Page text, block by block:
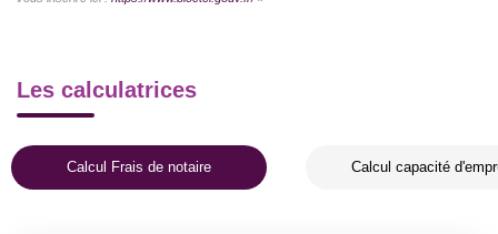
Les calculatrices
Calcul Frais de notaire Calcul capacité